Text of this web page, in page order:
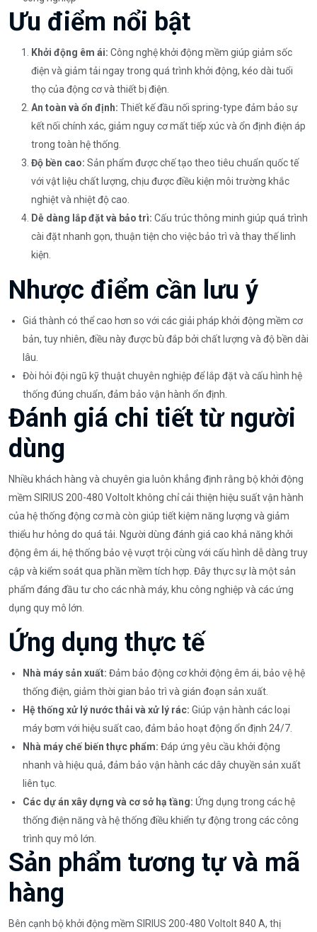
Ưu điểm nổi bật
Khởi động êm ái: Công nghệ khởi động mềm giúp giảm sốc
điện và giảm tải ngay trong quá trình khởi động, kéo dài tuổi
thọ của động cơ và thiết bị điện.
An toàn và ổn định: Thiết kế đầu nối spring-type đảm bảo sự
kết nối chính xác, giảm nguy cơ mất tiếp xúc và ổn định điện áp
trong toàn hệ thống.
Độ bền cao: Sản phẩm được chế tạo theo tiêu chuẩn quốc tế
với vật liệu chất lượng, chịu được điều kiện môi trường khắc
nghiệt và nhiệt độ cao.
Dễ dàng lắp đặt và bảo trì: Cấu trúc thông minh giúp quá trình
cài đặt nhanh gọn, thuận tiện cho việc bảo trì và thay thế linh
kiện.
Nhược điểm cần lưu ý
Giá thành có thể cao hơn so với các giải pháp khởi động mềm cơ
bản, tuy nhiên, điều này được bù đắp bởi chất lượng và độ bền dài
lâu.
Đòi hỏi đội ngũ kỹ thuật chuyên nghiệp để lắp đặt và cấu hình hệ
thống đúng chuẩn, đảm bảo vận hành ổn định.
Đánh giá chi tiết từ người
dùng
Nhiều khách hàng và chuyên gia luôn khẳng định rằng bộ khởi động
mềm SIRIUS 200-480 Voltolt không chỉ cải thiện hiệu suất vận hành
của hệ thống động cơ mà còn giúp tiết kiệm năng lượng và giảm
thiểu hư hỏng do quá tải. Người dùng đánh giá cao khả năng khởi
động êm ái, hệ thống bảo vệ vượt trội cùng với cấu hình dễ dàng truy
cập và kiểm soát qua phần mềm tích hợp. Đây thực sự là một sản
phẩm đáng đầu tư cho các nhà máy, khu công nghiệp và các ứng
dụng quy mô lớn.
Ứng dụng thực tế
Nhà máy sản xuất: Đảm bảo động cơ khởi động êm ái, bảo vệ hệ
thống điện, giảm thời gian bảo trì và gián đoạn sản xuất.
Hệ thống xử lý nước thải và xử lý rác: Giúp vận hành các loại
máy bơm với hiệu suất cao, đảm bảo hoạt động ổn định 24/7.
Nhà máy chế biến thực phẩm: Đáp ứng yêu cầu khởi động
nhanh và hiệu quả, đảm bảo vận hành các dây chuyền sản xuất
liên tục.
Các dự án xây dựng và cơ sở hạ tầng: Ứng dụng trong các hệ
thống điện năng và hệ thống điều khiển tự động trong các công
trình quy mô lớn.
Sản phẩm tương tự và mã
hàng
Bên cạnh bộ khởi động mềm SIRIUS 200-480 Voltolt 840 A, thị